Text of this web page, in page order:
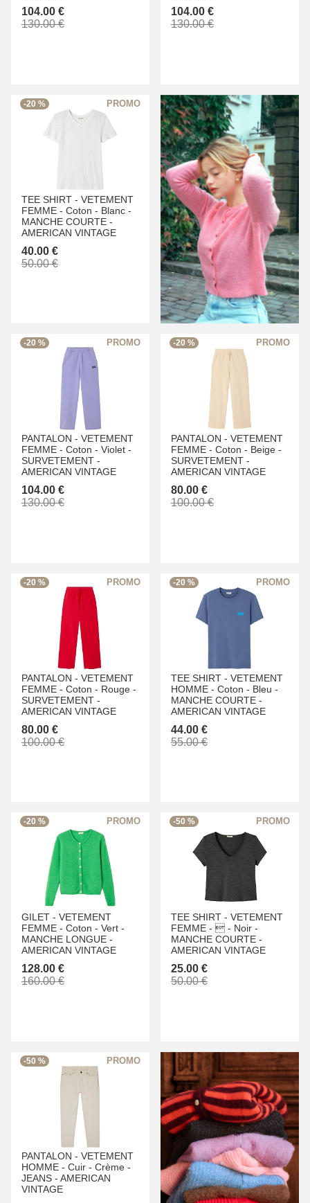
104.00 €
130.00 €
104.00 €
130.00 €
-20 %
TEE SHIRT - VETEMENT
FEMME - Coton - Blanc -
MANCHE COURTE -
AMERICAN VINTAGE
40.00 €
50.00 €
-20 %
PANTALON - VETEMENT
FEMME - Coton - Violet -
SURVETEMENT -
AMERICAN VINTAGE
104.00 €
130.00 €
-20 %
PANTALON - VETEMENT
FEMME - Coton - Beige -
SURVETEMENT -
AMERICAN VINTAGE
80.00 €
100.00 €
-20 %
PANTALON - VETEMENT
FEMME - Coton - Rouge -
SURVETEMENT -
AMERICAN VINTAGE
80.00 €
100.00 €
-20 %
TEE SHIRT - VETEMENT
HOMME - Coton - Bleu -
MANCHE COURTE -
AMERICAN VINTAGE
44.00 €
55.00 €
-20 %
GILET - VETEMENT
FEMME - Coton - Vert -
MANCHE LONGUE -
AMERICAN VINTAGE
128.00 €
160.00 €
-50 %
TEE SHIRT - VETEMENT
FEMME -  - Noir -
MANCHE COURTE -
AMERICAN VINTAGE
25.00 €
50.00 €
-50 %
PANTALON - VETEMENT
HOMME - Cuir - Crème -
JEANS - AMERICAN
VINTAGE